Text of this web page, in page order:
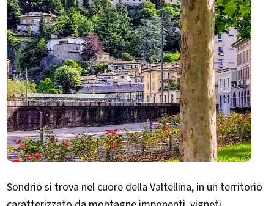
Sondrio si trova nel cuore della Valtellina, in un territorio